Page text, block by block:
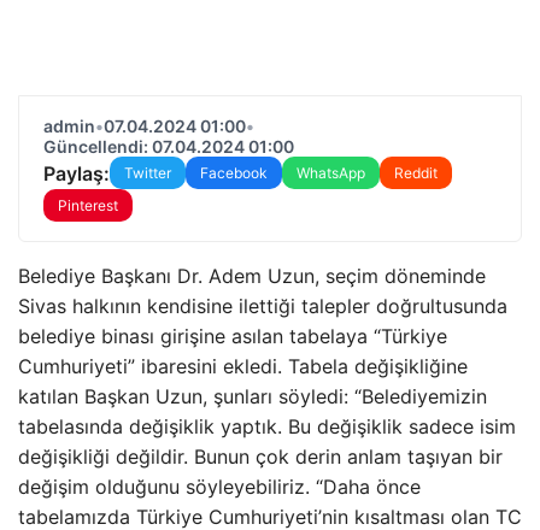
admin•07.04.2024 01:00•
Güncellendi: 07.04.2024 01:00
Paylaş: Twitter Facebook WhatsApp
Reddit
Pinterest
Belediye Başkanı Dr. Adem Uzun, seçim döneminde
Sivas halkının kendisine ilettiği talepler doğrultusunda
belediye binası girişine asılan tabelaya “Türkiye
Cumhuriyeti” ibaresini ekledi. Tabela değişikliğine
katılan Başkan Uzun, şunları söyledi: “Belediyemizin
tabelasında değişiklik yaptık. Bu değişiklik sadece isim
değişikliği değildir. Bunun çok derin anlam taşıyan bir
değişim olduğunu söyleyebiliriz. “Daha önce
tabelamızda Türkiye Cumhuriyeti’nin kısaltması olan TC